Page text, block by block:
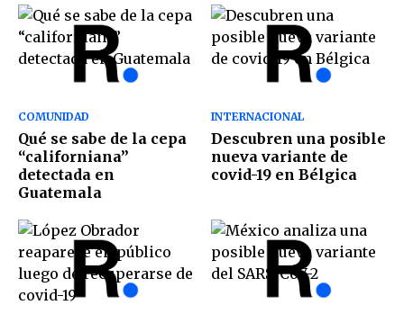
COMUNIDAD
Qué se sabe de la cepa
“californiana”
detectada en
Guatemala
INTERNACIONAL
Descubren una posible
nueva variante de
covid-19 en Bélgica